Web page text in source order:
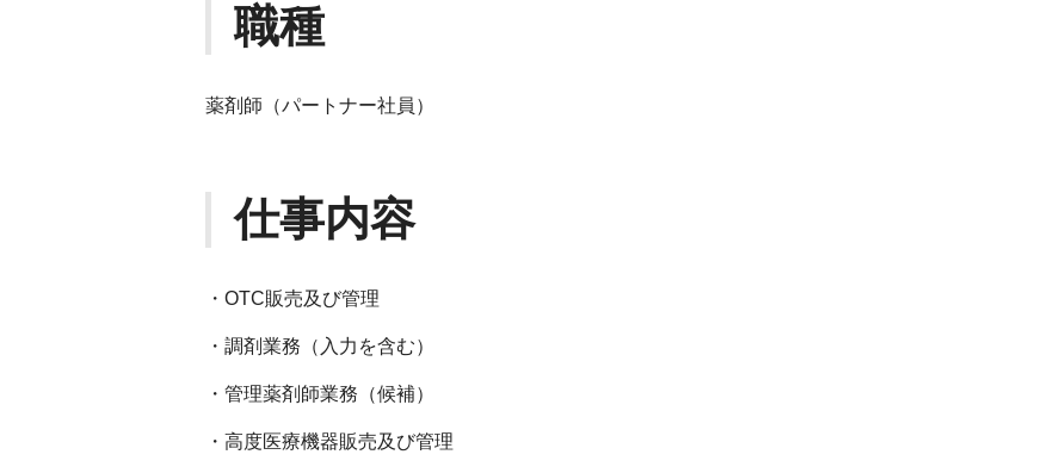
職種
薬剤師（パートナー社員）
仕事内容
・OTC販売及び管理
・調剤業務（入力を含む）
・管理薬剤師業務（候補）
・高度医療機器販売及び管理